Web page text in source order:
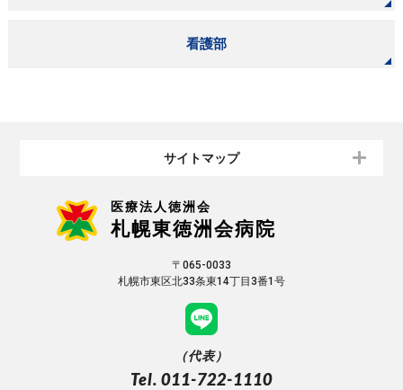
看護部
サイトマップ
医療法人徳洲会
札幌東徳洲会病院
〒065-0033
札幌市東区北33条東14丁目3番1号
（代表）
Tel. 011-722-1110